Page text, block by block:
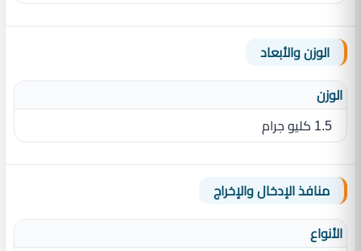
الوزن والأبعاد
الوزن
1.5 كليو جرام
منافذ الإدخال والإخراج
الأنواع